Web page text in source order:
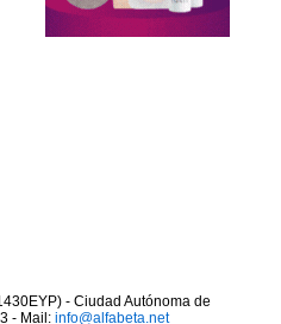
- Ciudad Autónoma de
- Mail: info@alfabeta.net